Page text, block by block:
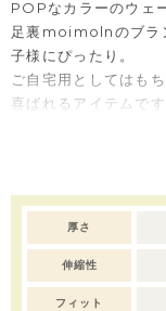
POPなカラーのウェ
足裏moimolnのブラ
子様にぴったり。
ご自宅用としてはも
喜ばれるアイテムです
※撮影･モニター環境
厚さ
伸縮性
フィット